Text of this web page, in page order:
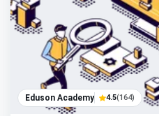
Eduson Academy 4.5(164)